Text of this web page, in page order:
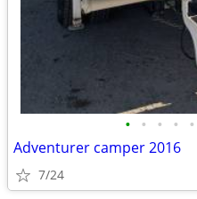
• • • • •
Adventurer camper 2016
7/24